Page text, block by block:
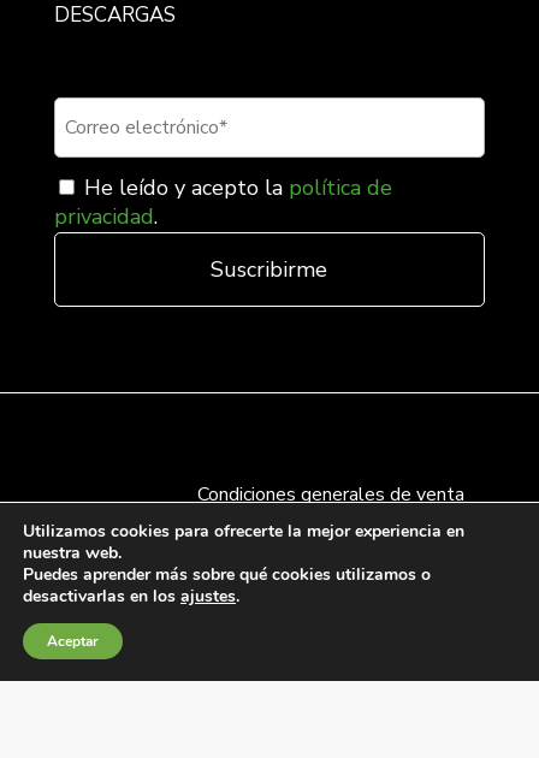
DESCARGAS
He leído y acepto la política de
privacidad.
Condiciones generales de venta
Política de Cookies
Política de Calidad
Utilizamos cookies para ofrecerte la mejor experiencia en
nuestra web.
Puedes aprender más sobre qué cookies utilizamos o
desactivarlas en los ajustes.
Aceptar